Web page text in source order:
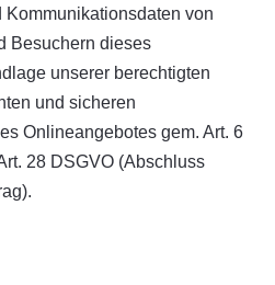
Kommunikationsdaten von
Besuchern dieses
unserer berechtigten
und sicheren
Onlineangebotes gem. Art. 6
28 DSGVO (Abschluss